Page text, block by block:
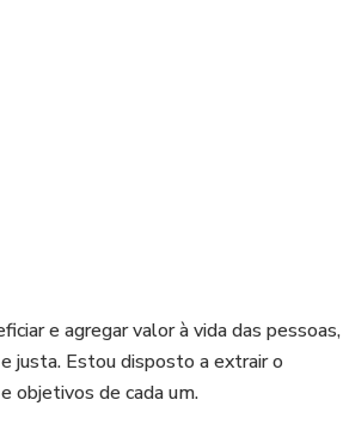
e agregar valor à vida das pessoas,
justa. Estou disposto a extrair o
objetivos de cada um.